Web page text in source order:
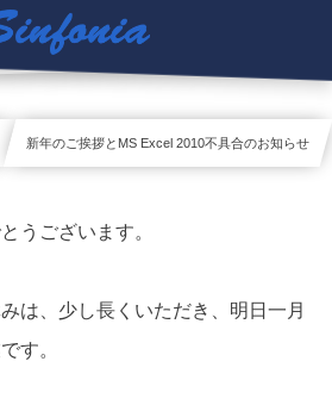
新年のご挨拶とMS Excel 2010不具合のお知らせ
うございます。
は、少し長くいただき、明日一月
す。